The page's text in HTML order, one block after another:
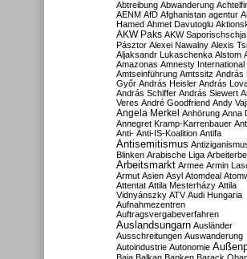
Abtreibung Abwanderung
AENM AfD Afghanistan agentur
Hamed Ahmet Davutoglu
AKW Paks AKW Saporischschja
Pásztor Alexei Nawalny Alexis
Aljaksandr Lukaschenka Alstom
Amazonas Amnesty International
Amtseinführung Amtssitz András
Győr András Heisler András
András Schiffer András Siewert
Veres André Goodfriend Andy
Angela Merkel Anhörung Anna
Annegret Kramp-Karrenbauer
Anti- Anti-IS-Koalition Antifa
Antisemitismus
Blinken Arabische Liga
Arbeitsmarkt Armee Armin
Armut Asien Asyl Atomdeal
Attentat Attila Mesterházy Attila
Vidnyánszky ATV Audi Hungaria
Aufnahmezentren
Auftragsvergabeverfahren
Auslandsungarn Ausländer
Ausschreitungen Auswanderung
Autoindustrie Autonomie